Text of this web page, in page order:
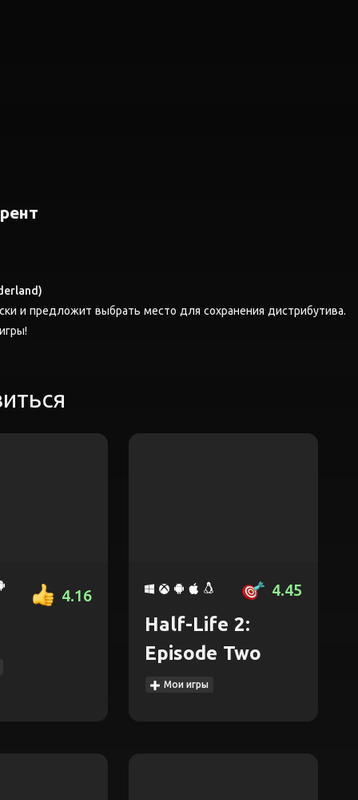
и предложит выбрать место для сохранения дистрибутива.
4.16 4.45
Half-Life 2:
Episode Two
Мои игры